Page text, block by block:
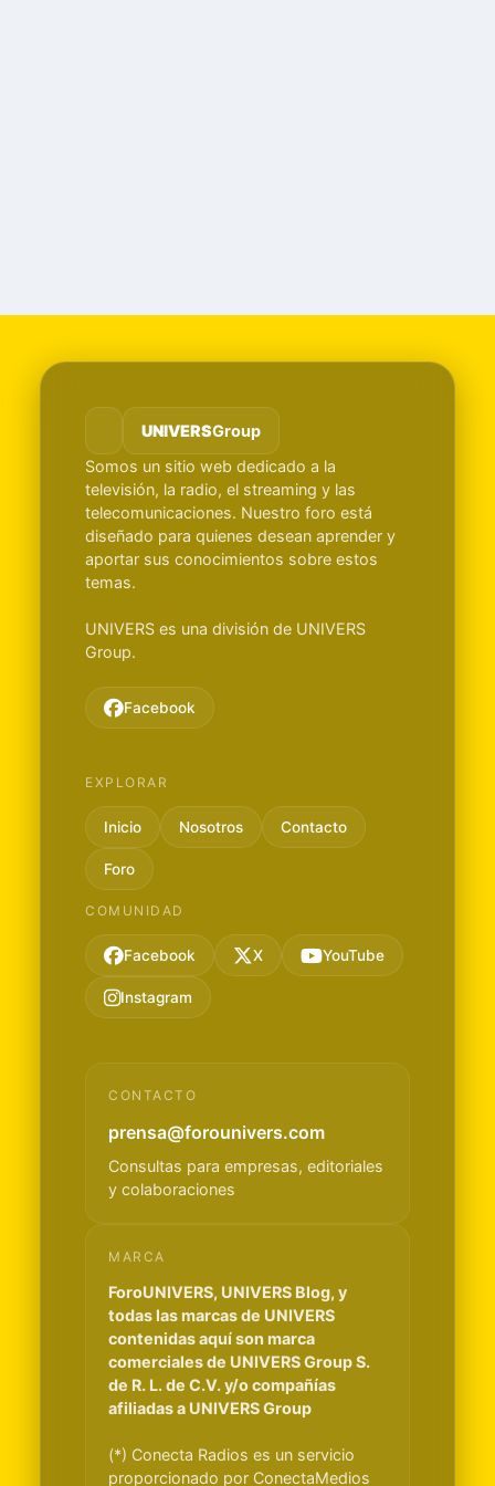
UNIVERSGroup
Somos un sitio web dedicado a la
televisión, la radio, el streaming y las
telecomunicaciones. Nuestro foro está
diseñado para quienes desean aprender y
aportar sus conocimientos sobre estos
temas.
UNIVERS es una división de UNIVERS
Group.
Facebook
EXPLORAR
Inicio Nosotros Contacto
Foro
COMUNIDAD
Facebook X YouTube
Instagram
CONTACTO
prensa@forounivers.com
Consultas para empresas, editoriales
y colaboraciones
MARCA
ForoUNIVERS, UNIVERS Blog, y
todas las marcas de UNIVERS
contenidas aquí son marca
comerciales de UNIVERS Group S.
de R. L. de C.V. y/o compañías
afiliadas a UNIVERS Group
(*) Conecta Radios es un servicio
proporcionado por ConectaMedios